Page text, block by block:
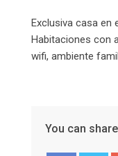
Exclusiva casa en
Habitaciones con
wifi, ambiente
You can